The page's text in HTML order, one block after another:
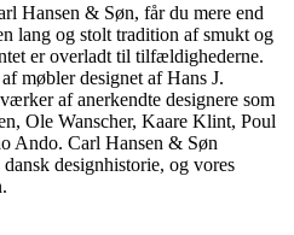
Hansen & Søn, får du mere end
lang og stolt tradition af smukt og
er overladt til tilfældighederne.
møbler designet af Hans J.
af anerkendte designere som
Ole Wanscher, Kaare Klint, Poul
Ando. Carl Hansen & Søn
designhistorie, og vores